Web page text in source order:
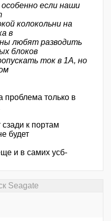
если наши
колокольни на
в
любят разводить
блоков
ток в 1А, но
проблема только в
сзади к портам
будет
и в самих усб-
Seagate